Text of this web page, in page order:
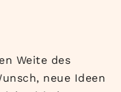
Weite des
neue Ideen